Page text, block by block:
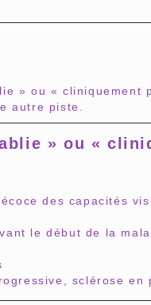
» ou «
autre piste.
» ou «
des capacités
le début de la
sclérose en